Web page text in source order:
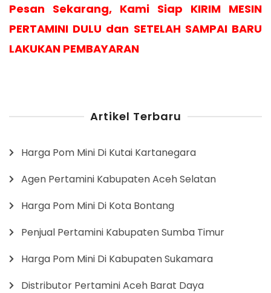
Pesan Sekarang, Kami Siap KIRIM MESIN
PERTAMINI DULU dan SETELAH SAMPAI BARU
LAKUKAN PEMBAYARAN
Artikel Terbaru
Harga Pom Mini Di Kutai Kartanegara
Agen Pertamini Kabupaten Aceh Selatan
Harga Pom Mini Di Kota Bontang
Penjual Pertamini Kabupaten Sumba Timur
Harga Pom Mini Di Kabupaten Sukamara
Distributor Pertamini Aceh Barat Daya